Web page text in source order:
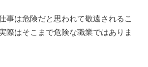
事は危険だと思われて敬遠されるこ
際はそこまで危険な職業ではありま